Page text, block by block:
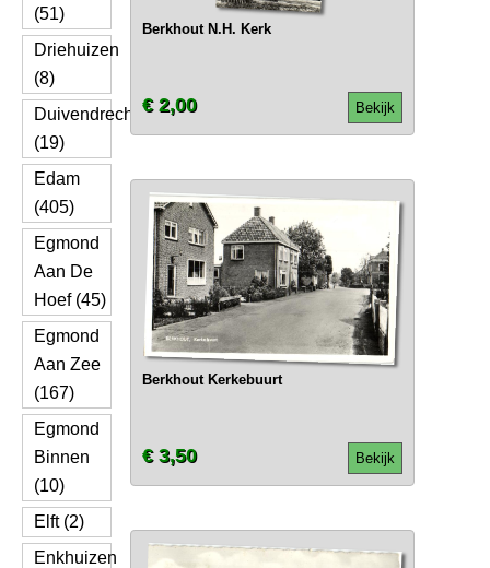
(51)
Driehuizen
(8)
Duivendrecht
(19)
Edam
(405)
Egmond
Aan De
Hoef (45)
Egmond
Aan Zee
(167)
Egmond
Binnen
(10)
Elft (2)
Enkhuizen
Berkhout N.H. Kerk
Bekijk
€ 2,00
Berkhout Kerkebuurt
Bekijk
€ 3,50